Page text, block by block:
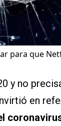
para que
y no
en